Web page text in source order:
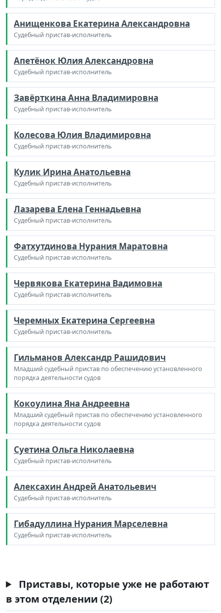
Анищенкова Екатерина Александровна
Судебный пристав-исполнитель
Апетёнок Юлия Александровна
Судебный пристав-исполнитель
Завёрткина Анна Владимировна
Судебный пристав-исполнитель
Колесова Юлия Владимировна
Судебный пристав-исполнитель
Кулик Ирина Анатольевна
Судебный пристав-исполнитель
Лазарева Елена Геннадьевна
Судебный пристав-исполнитель
Фатхутдинова Нурания Маратовна
Судебный пристав-исполнитель
Червякова Екатерина Вадимовна
Судебный пристав-исполнитель
Черемных Екатерина Сергеевна
Судебный пристав-исполнитель
Гильманов Александр Рашидович
Младший судебный пристав по обеспечению установленного
порядка деятельности судов
Кокоулина Яна Андреевна
Младший судебный пристав по обеспечению установленного
порядка деятельности судов
Суетина Ольга Николаевна
Судебный пристав-исполнитель
Алексахин Андрей Анатольевич
Судебный пристав-исполнитель
Гибадуллина Нурания Марселевна
Судебный пристав-исполнитель
Приставы, которые уже не работают
в этом отделении (2)